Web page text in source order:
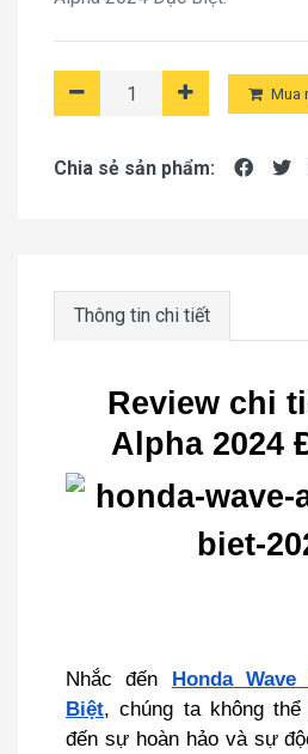
Mua
Chia sẻ sản phẩm:
Thông tin chi tiết
Review chi
Alpha 2024
Nhắc đến Honda
Biệt, chúng ta không
đến sự hoàn hảo và sự